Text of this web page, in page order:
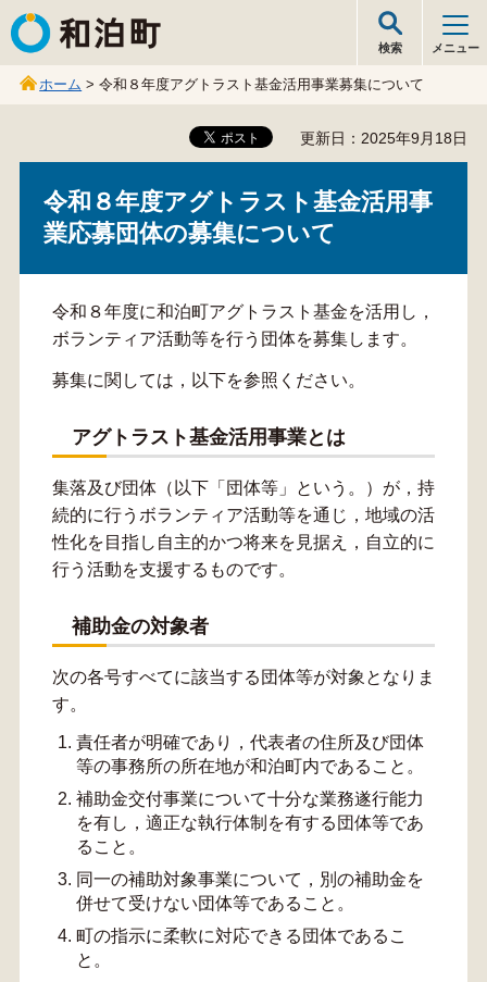
和泊町
検索 メニュー
ホーム > 令和８年度アグトラスト基金活用事業募集について
更新日：2025年9月18日
令和８年度アグトラスト基金活用事
業応募団体の募集について
令和８年度に和泊町アグトラスト基金を活用し，
ボランティア活動等を行う団体を募集します。
募集に関しては，以下を参照ください。
アグトラスト基金活用事業とは
集落及び団体（以下「団体等」という。）が，持
続的に行うボランティア活動等を通じ，地域の活
性化を目指し自主的かつ将来を見据え，自立的に
行う活動を支援するものです。
補助金の対象者
次の各号すべてに該当する団体等が対象となりま
す。
責任者が明確であり，代表者の住所及び団体
等の事務所の所在地が和泊町内であること。
補助金交付事業について十分な業務遂行能力
を有し，適正な執行体制を有する団体等であ
ること。
同一の補助対象事業について，別の補助金を
併せて受けない団体等であること。
町の指示に柔軟に対応できる団体であるこ
と。